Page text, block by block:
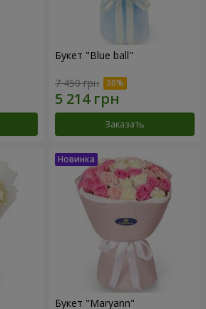
Букет "Blue ball"
7 450 грн
Заказать
Букет "Maryann"